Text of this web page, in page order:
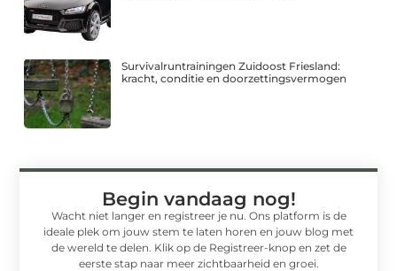
Survivalruntrainingen Zuidoost Friesland:
kracht, conditie en doorzettingsvermogen
Begin vandaag nog!
Wacht niet langer en registreer je nu. Ons platform is de
ideale plek om jouw stem te laten horen en jouw blog met
de wereld te delen. Klik op de Registreer-knop en zet de
eerste stap naar meer zichtbaarheid en groei.